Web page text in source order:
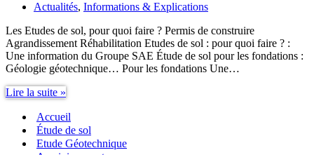
Actualités, Informations & Explications
Les Etudes de sol, pour quoi faire ? Permis de construire
Agrandissement Réhabilitation Etudes de sol : pour quoi faire ? :
Une information du Groupe SAE Étude de sol pour les fondations :
Géologie géotechnique… Pour les fondations Une…
Lire la suite »
sol
:
pour
Accueil
Étude de sol
Etude Géotechnique